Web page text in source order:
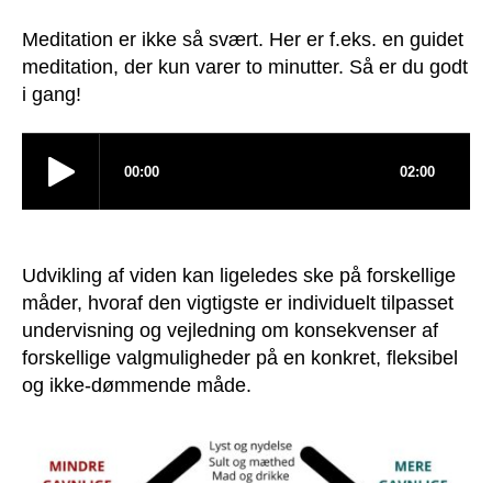
Meditation er ikke så svært. Her er f.eks. en guidet
meditation, der kun varer to minutter. Så er du godt
i gang!
Udvikling af viden kan ligeledes ske på forskellige
måder, hvoraf den vigtigste er individuelt tilpasset
undervisning og vejledning om konsekvenser af
forskellige valgmuligheder på en konkret, fleksibel
og ikke-dømmende måde.